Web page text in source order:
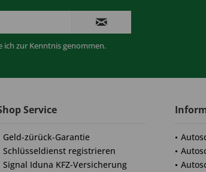
ich zur Kenntnis genommen.
Service
Geld-zürück-Garantie
Schlüsseldienst registrieren
Signal Iduna KFZ-Versicherung